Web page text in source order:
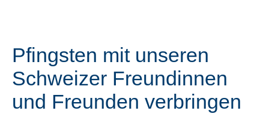
Pfingsten mit unseren
Schweizer Freundinnen
und Freunden verbringen